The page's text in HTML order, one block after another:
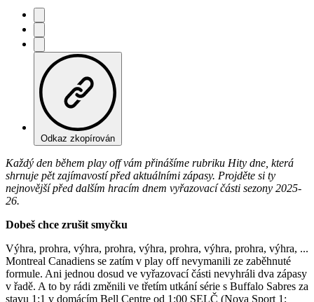
Odkaz zkopírován
Každý den během play off vám přinášíme rubriku Hity dne, která
shrnuje pět zajímavostí před aktuálními zápasy. Projděte si ty
nejnovější před dalším hracím dnem vyřazovací části sezony 2025-
26.
Dobeš chce zrušit smyčku
Výhra, prohra, výhra, prohra, výhra, prohra, výhra, prohra, výhra, ...
Montreal Canadiens se zatím v play off nevymanili ze zaběhnuté
formule. Ani jednou dosud ve vyřazovací části nevyhráli dva zápasy
v řadě. A to by rádi změnili ve třetím utkání série s Buffalo Sabres za
stavu 1:1 v domácím Bell Centre od 1:00 SELČ (Nova Sport 1;